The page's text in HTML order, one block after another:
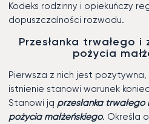
Kodeks rodzinny i opiekuńczy
dopuszczalności rozwodu.
Przesłanka trwałego i
pożycia
Pierwsza z nich jest
istnienie stanowi warunek
Stanowi ją przesłanka trwałego
pożycia małżeńskiego. Określa